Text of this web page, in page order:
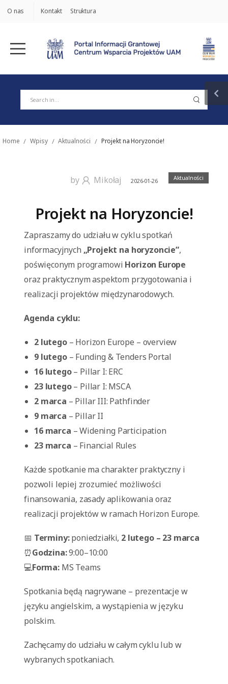
O nas Kontakt Struktura
Home / Wpisy / Aktualności / Projekt na Horyzoncie!
Aktualności
by Mikołaj 2026-01-26
Projekt na Horyzoncie!
Zapraszamy do udziału w cyklu spotkań
informacyjnych „Projekt na horyzoncie”,
poświęconym programowi Horizon Europe
oraz praktycznym aspektom przygotowania i
realizacji projektów międzynarodowych.
Agenda cyklu:
2 lutego– Horizon Europe – overview
9 lutego– Funding & Tenders Portal
16 lutego– Pillar I: ERC
23 lutego– Pillar I: MSCA
2 marca – Pillar III: Pathfinder
9 marca – Pillar II
16 marca – Widening Participation
23 marca – Financial Rules
Każde spotkanie ma charakter praktyczny i
pozwoli lepiej zrozumieć możliwości
finansowania, zasady aplikowania oraz
realizacji projektów w ramach Horizon Europe.
📅 Terminy:poniedziałki, 2 lutego – 23 marca
⏰Godzina:9:00–10:00
💻Forma:MS Teams
Spotkania będą nagrywane – prezentacje w
języku angielskim, a wystąpienia w języku
polskim.
Zachęcamy do udziału w całym cyklu lub w
wybranych spotkaniach.